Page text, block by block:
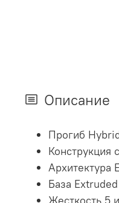
Описание
Прогиб
Конструкция
Архитектура
База Extruded
Жесткость 5